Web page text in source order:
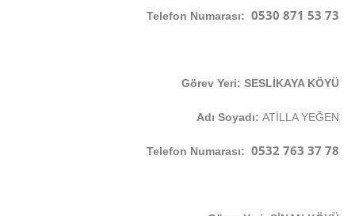
Telefon Numarası: 0530 871 53 73
Görev Yeri: SESLİKAYA KÖYÜ
Adı Soyadı: ATİLLA YEĞEN
Telefon Numarası: 0532 763 37 78